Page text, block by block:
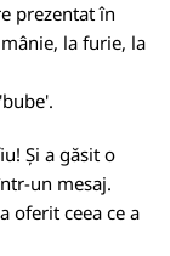
prezentat în
la furie, la
Și a găsit o
un mesaj.
oferit ceea ce a